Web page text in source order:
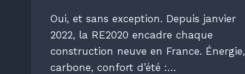
Oui, et sans exception. Depuis janvier
2022, la RE2020 encadre chaque
construction neuve en France. Énergie,
carbone, confort d’été :…